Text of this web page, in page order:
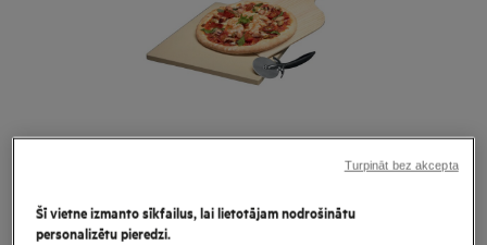
Šī vietne izmanto sīkfailus, lai lietotājam nodrošinātu
personalizētu pieredzi.
Turpināt bez akcepta